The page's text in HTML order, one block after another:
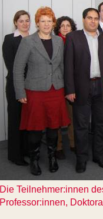
Die Teilnehmer:innen
Professor:innen,